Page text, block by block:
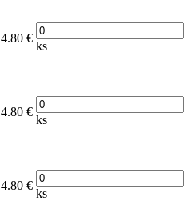
4.80 €
ks
4.80 €
ks
4.80 €
ks